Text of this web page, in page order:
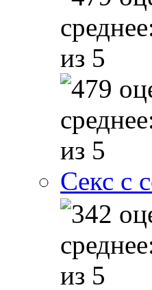
Секс с